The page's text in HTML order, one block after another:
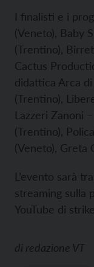
I finalisti e i
(Veneto), Baby
(Trentino),
Cactus
didattica Arca
(Trentino),
Lazzeri Zanoni
(Trentino),
(Veneto), Greta
L’evento sarà
streaming sulla
YouTube di
di redazione VT